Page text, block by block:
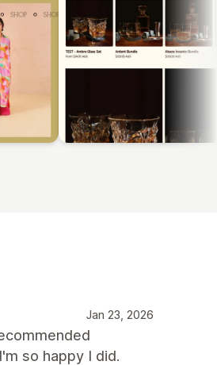
Jan 23, 2026
so happy I did.